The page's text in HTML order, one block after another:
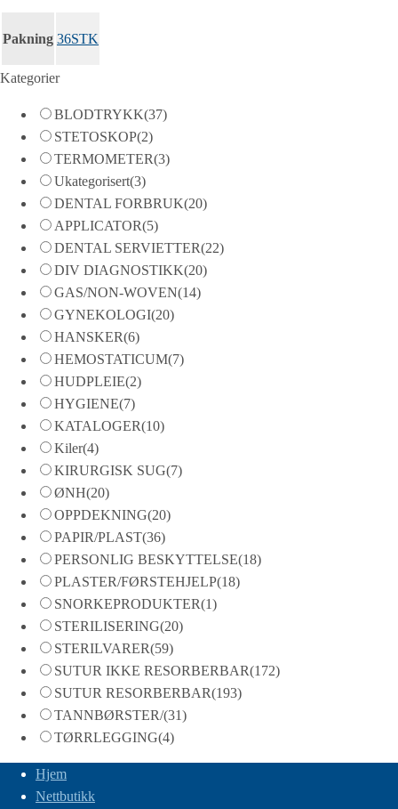
Pakning 36STK
Kategorier
BLODTRYKK(37)
STETOSKOP(2)
TERMOMETER(3)
Ukategorisert(3)
DENTAL FORBRUK(20)
APPLICATOR(5)
DENTAL SERVIETTER(22)
DIV DIAGNOSTIKK(20)
GAS/NON-WOVEN(14)
GYNEKOLOGI(20)
HANSKER(6)
HEMOSTATICUM(7)
HUDPLEIE(2)
HYGIENE(7)
KATALOGER(10)
Kiler(4)
KIRURGISK SUG(7)
ØNH(20)
OPPDEKNING(20)
PAPIR/PLAST(36)
PERSONLIG BESKYTTELSE(18)
PLASTER/FØRSTEHJELP(18)
SNORKEPRODUKTER(1)
STERILISERING(20)
STERILVARER(59)
SUTUR IKKE RESORBERBAR(172)
SUTUR RESORBERBAR(193)
TANNBØRSTER/(31)
TØRRLEGGING(4)
Hjem
Nettbutikk